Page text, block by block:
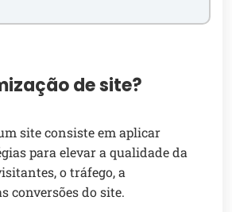
de site?
site consiste em aplicar
para elevar a qualidade da
o tráfego, a
conversões do site.